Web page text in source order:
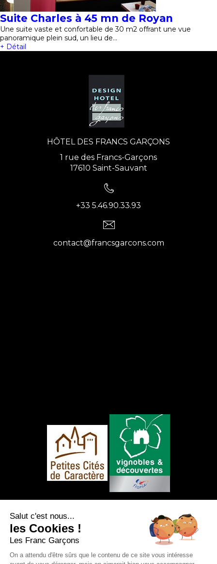
Suite Charles à 45 mn de Royan
Une suite vaste et confortable de 30 m2 offrant une vue
panoramique plein sud, un lieu de…
+ Détail
HÔTEL DES FRANCS GARÇONS
1 rue des Francs-Garçons
17610 Saint-Sauvant
+33 5.46.90.33.93
contact@francsgarcons.com
Salut c'est nous...
les Cookies !
Les Franc Garçons
On a attendu d'être sûrs que le contenu de ce site vous intéresse